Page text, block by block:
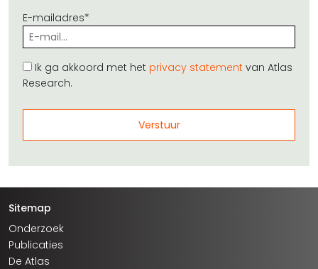
E-mailadres*
Ik ga akkoord met het privacy statement van Atlas
Research.
Sitemap
Onderzoek
Publicaties
De Atlas